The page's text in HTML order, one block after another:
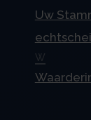
Uw
W